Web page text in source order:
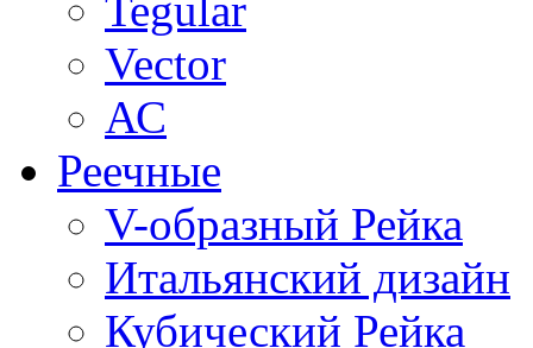
Vector
АС
Реечные
V-образный Рейка
Итальянский дизайн
Кубический Рейка